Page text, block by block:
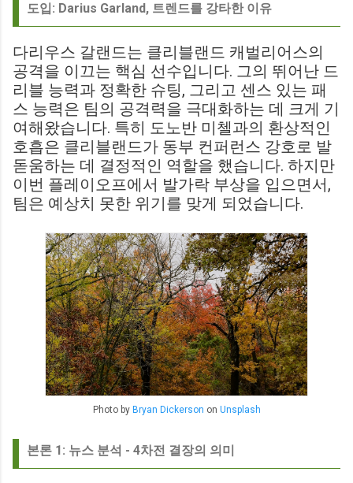
도입: Darius Garland, 트렌드를 강타한 이유
다리우스 갈랜드는 클리블랜드 캐벌리어스의
공격을 이끄는 핵심 선수입니다. 그의 뛰어난 드
리블 능력과 정확한 슈팅, 그리고 센스 있는 패
스 능력은 팀의 공격력을 극대화하는 데 크게 기
여해왔습니다. 특히 도노반 미첼과의 환상적인
호흡은 클리블랜드가 동부 컨퍼런스 강호로 발
돋움하는 데 결정적인 역할을 했습니다. 하지만
이번 플레이오프에서 발가락 부상을 입으면서,
팀은 예상치 못한 위기를 맞게 되었습니다.
Photo by Bryan Dickerson on Unsplash
본론 1: 뉴스 분석 - 4차전 결장의 의미